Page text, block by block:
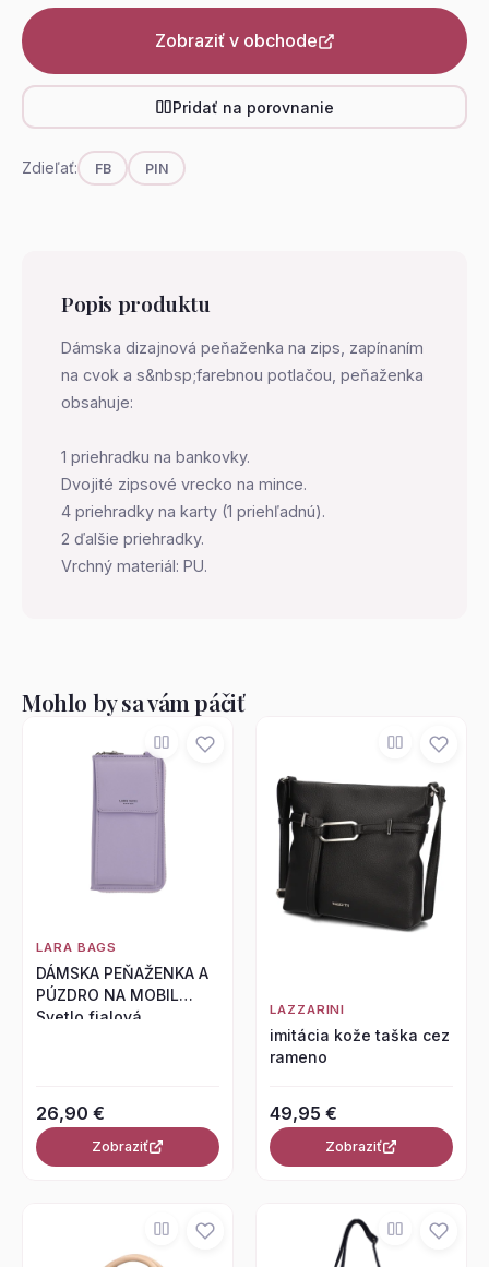
Zobraziť v obchode
Pridať na porovnanie
Zdieľať: FB PIN
Popis produktu
Dámska dizajnová peňaženka na zips, zapínaním
na cvok a s&nbsp;farebnou potlačou, peňaženka
obsahuje:
1 priehradku na bankovky.
Dvojité zipsové vrecko na mince.
4 priehradky na karty (1 priehľadnú).
2 ďalšie priehradky.
Vrchný materiál: PU.
Mohlo by sa vám páčiť
LARA BAGS
DÁMSKA PEŇAŽENKA A
PÚZDRO NA MOBIL
Svetlo fialová
26,90 €
Zobraziť
LAZZARINI
imitácia kože taška cez
rameno
49,95 €
Zobraziť